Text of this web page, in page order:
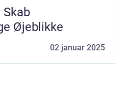
Øjeblikke
02 januar 2025